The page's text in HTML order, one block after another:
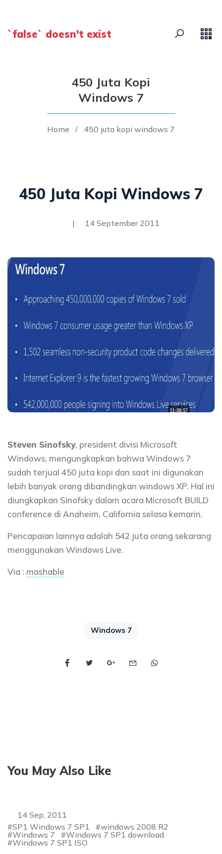
`false` doesn't exist
450 Juta Kopi
Windows 7
Home / 450 juta kopi windows 7
450 Juta Kopi Windows 7
| 14 September 2011
Steven Sinofsky, president divisi Microsoft
Windows, mengungkapkan bahwa Windows 7
sudah terjual 450 juta kopi dan saat ini digunakan
lebih banyak orang dibandingkan windows XP. Hal ini
diungkapkan Sinofsky dalam acara Microsoft BUILD
conference di Anaheim, California selasa kemarin.
Pencapaian lainnya adalah 542 juta orang sekarang
menggunakan Windows Live.
Via : mashable
Windows 7
You May Also Like
14 Sep, 2011
SP1 Windows 7 SP1
windows 2008 R2
Windows 7
Windows 7 SP1 download
Windows 7 SP1 ISO